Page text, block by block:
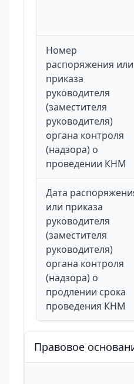
Номер
распоряжения или
приказа
руководителя
(заместителя
руководителя)
органа контроля
(надзора) о
проведении КНМ
Дата
или приказа
руководителя
(заместителя
руководителя)
органа контроля
(надзора) о
продлении срока
проведения КНМ
Правовое